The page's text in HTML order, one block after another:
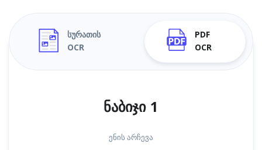
სურათის
OCR
PDF
OCR
ნაბიჯი 1
ენის არჩევა